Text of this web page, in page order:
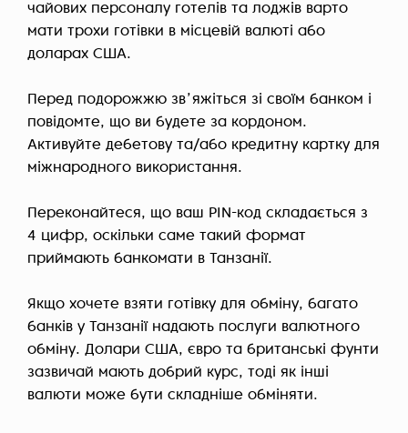
чайових персоналу готелів та лоджів варто
мати трохи готівки в місцевій валюті або
доларах США.
Перед подорожжю звʼяжіться зі своїм банком і
повідомте, що ви будете за кордоном.
Активуйте дебетову та/або кредитну картку для
міжнародного використання.
Переконайтеся, що ваш PIN-код складається з
4 цифр, оскільки саме такий формат
приймають банкомати в Танзанії.
Якщо хочете взяти готівку для обміну, багато
банків у Танзанії надають послуги валютного
обміну. Долари США, євро та британські фунти
зазвичай мають добрий курс, тоді як інші
валюти може бути складніше обміняти.